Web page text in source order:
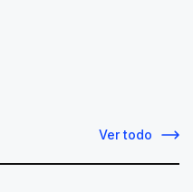
Ver todo